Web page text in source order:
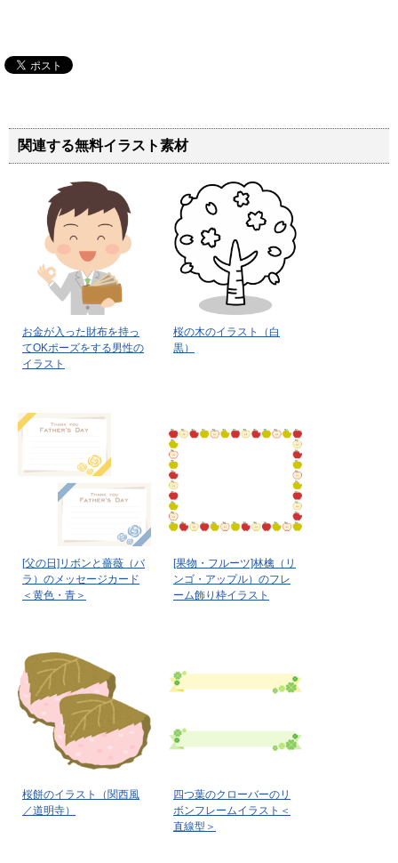
関連する無料イラスト素材
お金が入った財布を持っ
てOKポーズをする男性の
イラスト
桜の木のイラスト（白
黒）
[父の日]リボンと薔薇（バ
ラ）のメッセージカード
＜黄色・青＞
[果物・フルーツ]林檎（リ
ンゴ・アップル）のフレ
ーム飾り枠イラスト
桜餅のイラスト（関西風
／道明寺）
四つ葉のクローバーのリ
ボンフレームイラスト＜
直線型＞